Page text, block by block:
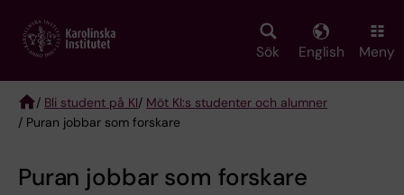
main
Sök English Meny
Breadcrumb
/ Bli student på KI/ Möt KI:s studenter och alumner
/ Puran jobbar som forskare
Puran jobbar som forskare